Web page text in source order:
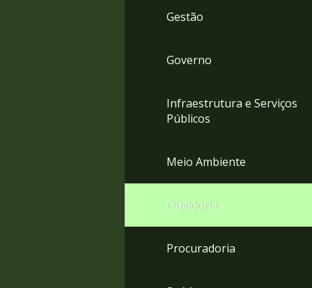
Gestão
Governo
Infraestrutura e Serviços
Públicos
Meio Ambiente
Ouvidoria
Procuradoria